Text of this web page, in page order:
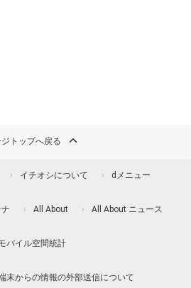
トップへ戻る
イチオシについて dメニュー
All About All About ニュース
バイル空間統計
末からの情報の外部送信について